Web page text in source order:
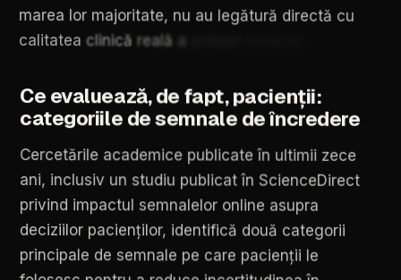
marea lor majoritate, nu au legătură directă cu
calitatea clinică reală a
Ce evaluează,de fapt,pacienții:
categoriile desemnale deîncredere
Cercetările academice publicate în ultimii zece
ani, inclusiv un studiu publicat în ScienceDirect
privind impactul semnalelor online asupra
deciziilor pacienților, identifică două categorii
principale de semnale pe care pacienții le